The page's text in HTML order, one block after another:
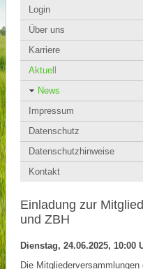
Login
Über uns
Karriere
Aktuell
News
Impressum
Datenschutz
Datenschutzhinweise
Kontakt
Einladung zur
und ZBH
Dienstag, 24.06.2025, 10:00
Die